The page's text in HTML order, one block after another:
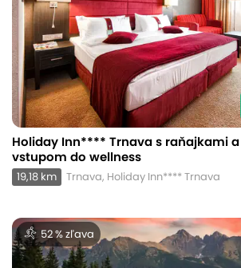
Holiday Inn**** Trnava s raňajkami a
vstupom do wellness
19,18 km Trnava, Holiday Inn**** Trnava
52 % zľava